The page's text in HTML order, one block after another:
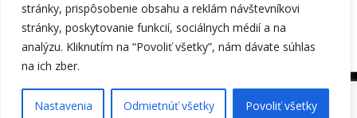
stránky, prispôsobenie obsahu a reklám návštevníkovi
stránky, poskytovanie funkcií, sociálnych médií a na
analýzu. Kliknutím na “Povoliť všetky”, nám dávate súhlas
na ich zber.
Nastavenia Odmietnúť všetky Povoliť všetky
01 Košice, 055/633 94 70, step@step.sk